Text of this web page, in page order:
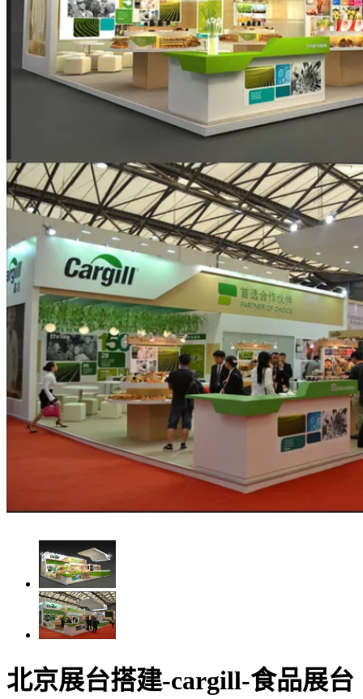
北京展台搭建-cargill-食品展台